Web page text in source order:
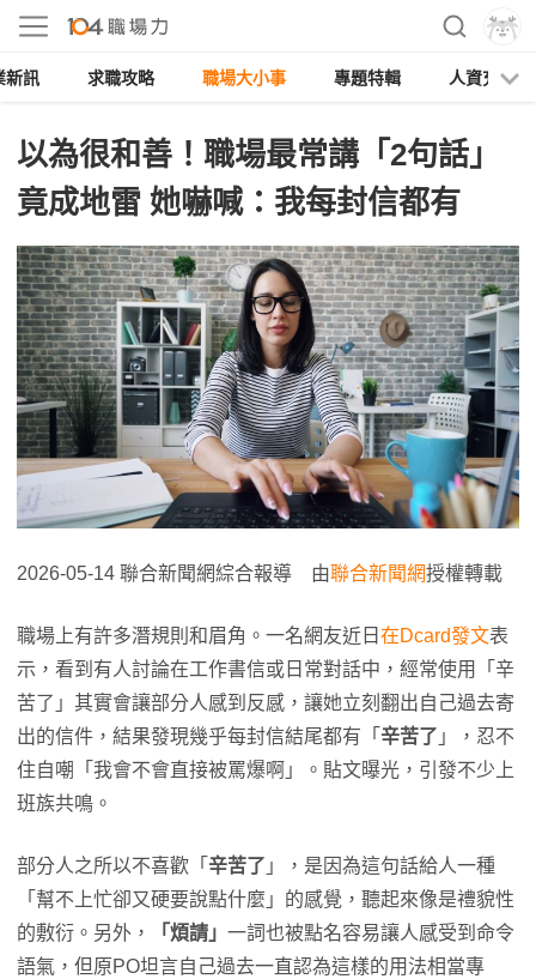
新訊 求職攻略 職場大小事 專題特輯 人資充電
以為很和善！職場最常講「2句話」
竟成地雷 她嚇喊：我每封信都有
2026-05-14 聯合新聞網綜合報導 由聯合新聞網授權轉載
職場上有許多潛規則和眉角。一名網友近日 在Dcard發文表
示，看到有人討論在工作書信或日常對話中，經常使用「辛
苦了」其實會讓部分人感到反感，讓她立刻翻出自己過去寄
出的信件，結果發現幾乎每封信結尾都有「 辛苦了 」，忍不
住自嘲「我會不會直接被罵爆啊」。貼文曝光，引發不少上
班族共鳴。
部分人之所以不喜歡「 辛苦了 」，是因為這句話給人一種
「幫不上忙卻又硬要說點什麼」的感覺，聽起來像是禮貌性
的敷衍。另外，
「煩請」 一詞也被點名容易讓人感受到命令
語氣，但原PO坦言自己過去一直認為這樣的用法相當專